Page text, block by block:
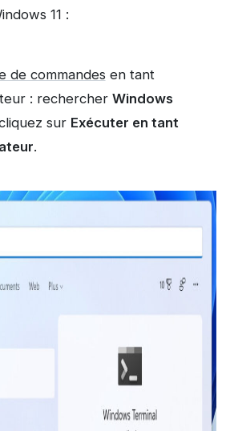
11 :
de commandes en tant
: rechercher Windows
sur Exécuter en tant
.